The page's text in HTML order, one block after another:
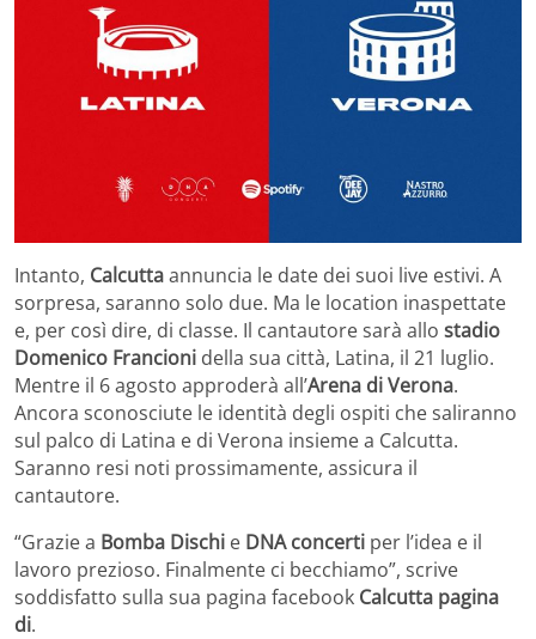
Intanto, Calcuttaannuncia le date dei suoi live estivi. A
sorpresa, saranno solo due. Ma le location inaspettate
e, per così dire, di classe. Il cantautore sarà allo stadio
Domenico Francioni della sua città, Latina, il 21 luglio.
Mentre il 6 agosto approderà all’Arena di Verona.
Ancora sconosciute le identità degli ospiti che saliranno
sul palco di Latina e di Verona insieme a Calcutta.
Saranno resi noti prossimamente, assicura il
cantautore.
“Grazie a Bomba Dischi e DNA concerti per l’idea e il
lavoro prezioso. Finalmente ci becchiamo”, scrive
soddisfatto sulla sua pagina facebook Calcutta pagina
di.